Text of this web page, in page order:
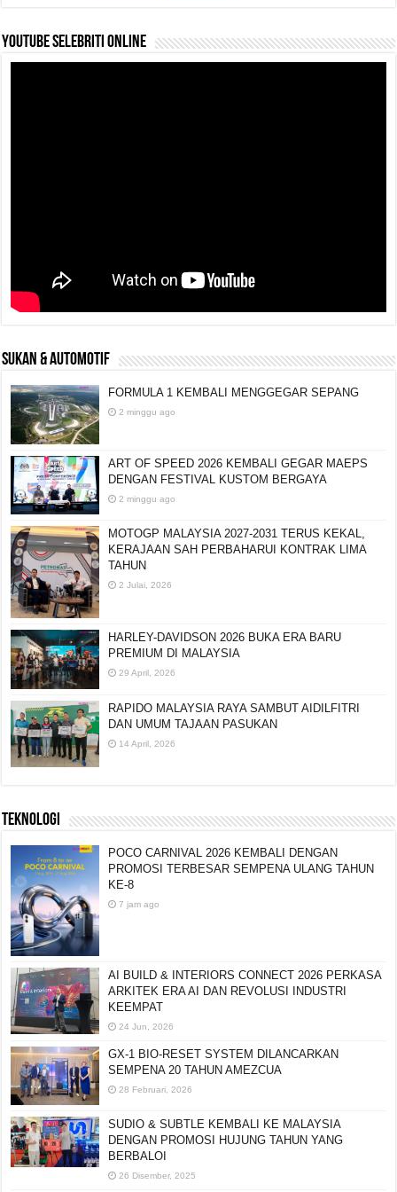
YouTube selebriti online
SUKAN & AUTOMOTIF
FORMULA 1 KEMBALI MENGGEGAR SEPANG
2 minggu ago
ART OF SPEED 2026 KEMBALI GEGAR MAEPS
DENGAN FESTIVAL KUSTOM BERGAYA
2 minggu ago
MOTOGP MALAYSIA 2027-2031 TERUS KEKAL,
KERAJAAN SAH PERBAHARUI KONTRAK LIMA
TAHUN
2 Julai, 2026
HARLEY-DAVIDSON 2026 BUKA ERA BARU
PREMIUM DI MALAYSIA
29 April, 2026
RAPIDO MALAYSIA RAYA SAMBUT AIDILFITRI
DAN UMUM TAJAAN PASUKAN
14 April, 2026
TEKNOLOGI
POCO CARNIVAL 2026 KEMBALI DENGAN
PROMOSI TERBESAR SEMPENA ULANG TAHUN
KE-8
7 jam ago
AI BUILD & INTERIORS CONNECT 2026 PERKASA
ARKITEK ERA AI DAN REVOLUSI INDUSTRI
KEEMPAT
24 Jun, 2026
GX-1 BIO-RESET SYSTEM DILANCARKAN
SEMPENA 20 TAHUN AMEZCUA
28 Februari, 2026
SUDIO & SUBTLE KEMBALI KE MALAYSIA
DENGAN PROMOSI HUJUNG TAHUN YANG
BERBALOI
26 Disember, 2025